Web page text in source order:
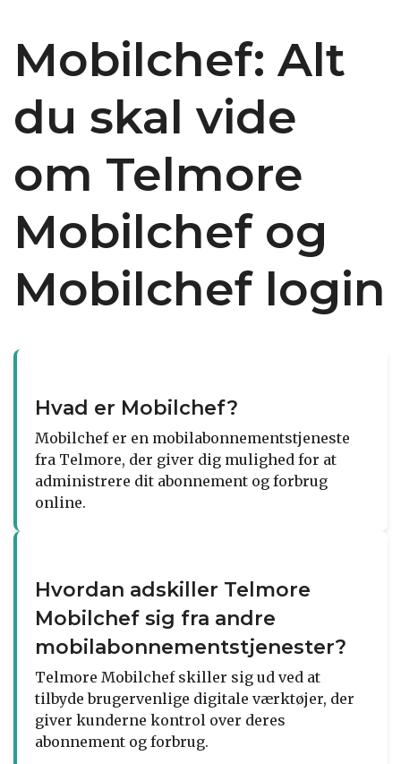
Mobilchef: Alt
du skal vide
om Telmore
Mobilchef og
Mobilchef login
Hvad er Mobilchef?
Mobilchef er en mobilabonnementstjeneste
fra Telmore, der giver dig mulighed for at
administrere dit abonnement og forbrug
online.
Hvordan adskiller Telmore
Mobilchef sig fra andre
mobilabonnementstjenester?
Telmore Mobilchef skiller sig ud ved at
tilbyde brugervenlige digitale værktøjer, der
giver kunderne kontrol over deres
abonnement og forbrug.